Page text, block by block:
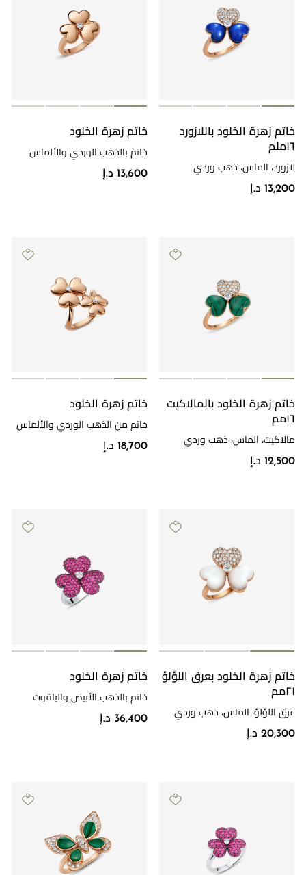
خاتم زهرة الخلود باللازورد
١٦ملم
لازورد، الماس، ذهب وردي
13,200 د.إ
خاتم زهرة الخلود
خاتم بالذهب الوردي والألماس
13,600 د.إ
خاتم زهرة الخلود بالمالاكيت
١٦مم
مالاكيت، الماس، ذهب وردي
12,500 د.إ
خاتم زهرة الخلود
خاتم من الذهب الوردي والألماس
18,700 د.إ
خاتم زهرة الخلود بعرق اللؤلؤ
٢١مم
عرق اللؤلؤ، الماس، ذهب وردي
20,300 د.إ
خاتم زهرة الخلود
خاتم بالذهب الأبيض والياقوت
36,400 د.إ